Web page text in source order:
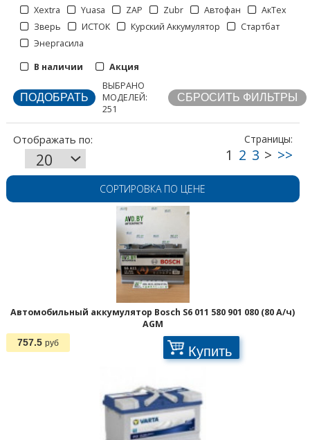
Xextra
Yuasa ZAP Zubr Автофан
АкТех
Зверь
ИСТОК Курский Аккумулятор
Стартбат
Энергасила
В наличии
Акция
ВЫБРАНО
МОДЕЛЕЙ:
251
Страницы:
СОРТИРОВКА ПО ЦЕНЕ
Автомобильный аккумулятор Bosch S6 011 580 901 080 (80 А/ч)
AGM
757.5 руб Купить